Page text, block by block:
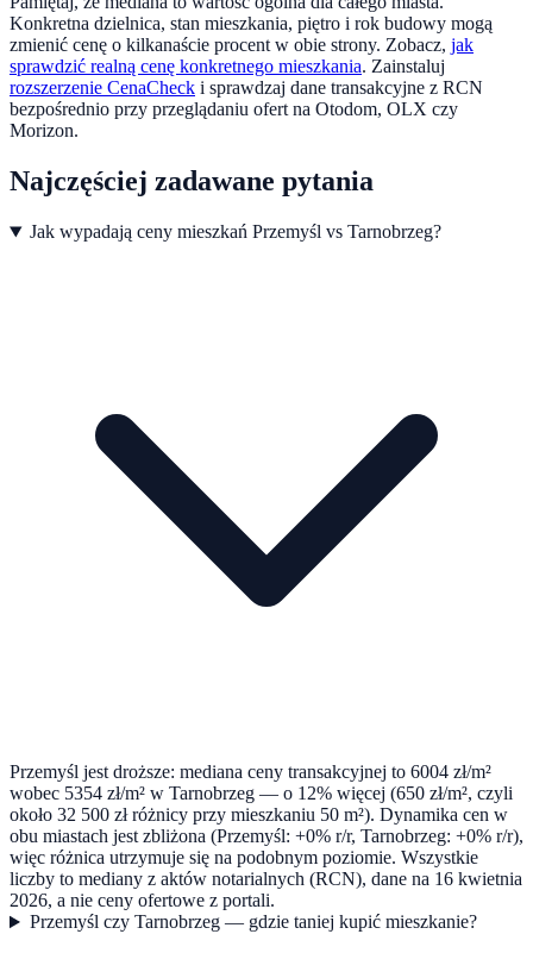
Konkretna dzielnica, stan mieszkania, piętro i rok budowy mogą
zmienić cenę o kilkanaście procent w obie strony. Zobacz, jak
sprawdzić realną cenę konkretnego mieszkania. Zainstaluj
rozszerzenie CenaCheck i sprawdzaj dane transakcyjne z RCN
bezpośrednio przy przeglądaniu ofert na Otodom, OLX czy
Morizon.
Najczęściej zadawane pytania
Jak wypadają ceny mieszkań Przemyśl vs Tarnobrzeg?
Przemyśl jest droższe: mediana ceny transakcyjnej to 6004 zł/m²
wobec 5354 zł/m² w Tarnobrzeg — o 12% więcej (650 zł/m², czyli
około 32 500 zł różnicy przy mieszkaniu 50 m²). Dynamika cen w
obu miastach jest zbliżona (Przemyśl: +0% r/r, Tarnobrzeg: +0% r/r),
więc różnica utrzymuje się na podobnym poziomie. Wszystkie
liczby to mediany z aktów notarialnych (RCN), dane na 16 kwietnia
2026, a nie ceny ofertowe z portali.
Przemyśl czy Tarnobrzeg — gdzie taniej kupić mieszkanie?